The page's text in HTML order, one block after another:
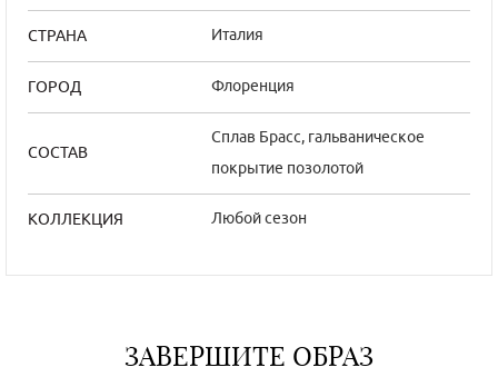
СТРАНА Италия
ГОРОД Флоренция
СОСТАВ
Сплав Брасс, гальваническое
покрытие позолотой
КОЛЛЕКЦИЯ Любой сезон
ЗАВЕРШИТЕ ОБРАЗ